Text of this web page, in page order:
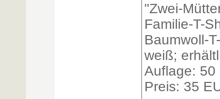
"Zwei-
Familie-T-
Baumwoll-
weiß;
Auflage: 50
Preis: 35